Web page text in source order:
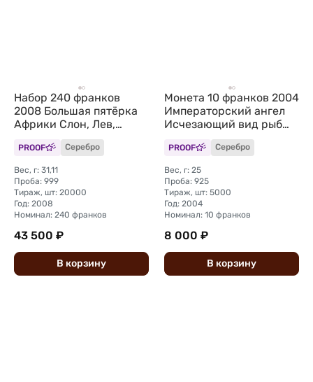
Набор 240 франков
2008 Большая пятёрка
Африки Слон, Лев,
Буйвол, Леопард,
Носорог Конго 5 монет
(футляр)
PROOF Серебро
Вес, г: 31,11
Проба: 999
Тираж, шт: 20000
Год: 2008
Номинал: 240 франков
43 500 ₽
В корзину
Монета 10 франков 2004
Императорский ангел
Исчезающий вид рыб
PROOF Серебро
Вес, г: 25
Проба: 925
Тираж, шт: 5000
Год: 2004
Номинал: 10 франков
8 000 ₽
В корзину